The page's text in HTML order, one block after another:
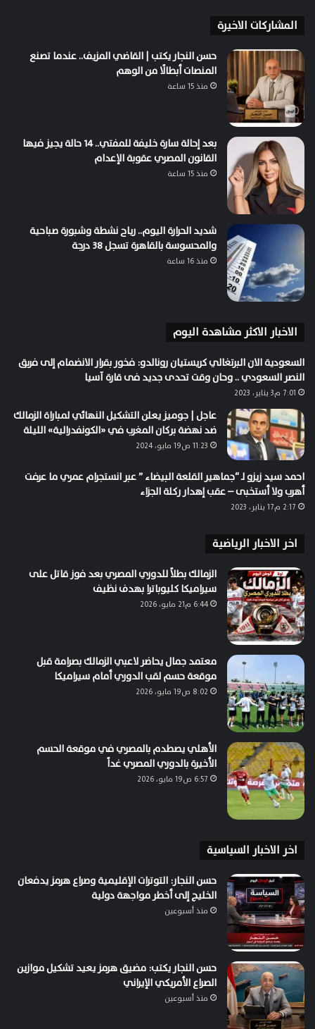
المشاركات الاخيرة
حسن النجار يكتب | القاضي المزيف.. عندما تصنع
المنصات أبطالًا من الوهم
منذ 15 ساعة
بعد إحالة سارة خليفة للمفتي.. 14 حالة يجيز فيها
القانون المصري عقوبة الإعدام
منذ 15 ساعة
شديد الحرارة اليوم.. رياح نشطة وشبورة صباحية
والمحسوسة بالقاهرة تسجل 38 درجة
منذ 16 ساعة
الاخبار الاكثر مشاهدة اليوم
السعودية الان البرتغالي كريستيان رونالدو: فخور بقرار الانضمام إلى فربق
النصر السعودي .. وحان وقت تحدى جديد فى قارة آسيا
7:01 م3 يناير، 2023
عاجل | جوميز يعلن التشكيل النهائي لمباراة الزمالك
ضد نهضة بركان المغرب في «الكونفدرالية» الليلة
11:23 ص19 مايو، 2024
احمد سيد زيزو لـ “جماهير القلعة البيضاء ” عبر انستجرام عمري ما عرفت
أهرب ولا أستخبى – عقب إهدار ركلة الجزاء
2:17 م17 يناير، 2023
اخر الاخبار الرياضية
الزمالك بطلاً للدوري المصري بعد فوز قاتل على
سيراميكا كليوباترا بهدف نظيف
6:44 م21 مايو، 2026
معتمد جمال يحاضر لاعبي الزمالك بصرامة قبل
موقعة حسم لقب الدوري أمام سيراميكا
8:02 ص19 مايو، 2026
الأهلي يصطدم بالمصري في موقعة الحسم
الأخيرة بالدوري المصري غداً
6:57 ص19 مايو، 2026
اخر الاخبار السياسية
حسن النجار: التوترات الإقليمية وصراع هرمز يدفعان
الخليج إلى أخطر مواجهة دولية
منذ أسبوعين
حسن النجار يكتب: مضيق هرمز يعيد تشكيل موازين
الصراع الأمريكي الإيراني
منذ أسبوعين